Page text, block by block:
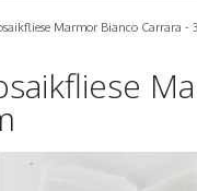
Marmor Bianco Carrara